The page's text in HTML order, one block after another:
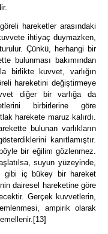
hareketler arasındaki
ihtiyaç duymazken,
Çünkü, herhangi bir
bulunması bakımından
birlikte kuvvet, varlığın
hareketini değiştirmeye
diğer bir varlığa da
birbirlerine göre
harekete maruz kalırdı.
bulunan varlıkların
kanıtlamıştır.
bir eğilim gözlenmez.
suyun yüzeyinde,
gibi iç bükey bir hareket
dairesel hareketine göre
Gerçek kuvvetlerin,
ampirik olarak
[13]